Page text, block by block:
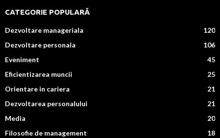
CATEGORIE POPULARĂ
Dezvoltare manageriala
120
Dezvoltare personala
106
Eveniment
45
Eficientizarea muncii
25
Orientare in cariera
21
Dezvoltarea personalului
21
Media
20
Filosofie de management
18